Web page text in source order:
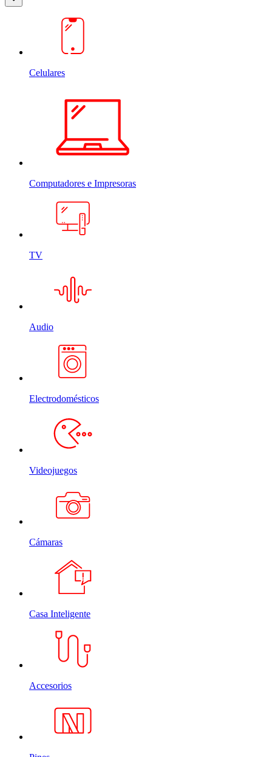
Celulares
Computadores e Impresoras
TV
Audio
Electrodomésticos
Videojuegos
Cámaras
Casa Inteligente
Accesorios